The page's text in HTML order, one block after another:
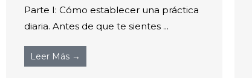
Parte I: Cómo establecer una práctica
diaria. Antes de que te sientes ...
Leer Más →